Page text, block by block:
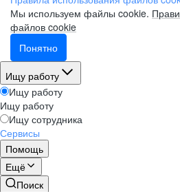
Мы используем файлы cookie.
файлов cookie
Понятно
Ищу работу
Ищу работу
Ищу работу
Ищу сотрудника
Сервисы
Помощь
Ещё
Поиск